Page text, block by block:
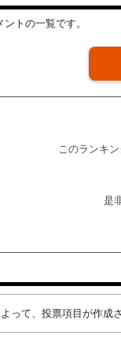
トの一覧です。
このランキ
是
って、投票項目が作成